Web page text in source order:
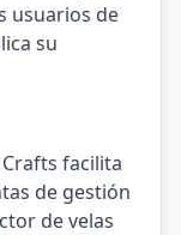
usuarios de
su
facilita
de gestión
de velas